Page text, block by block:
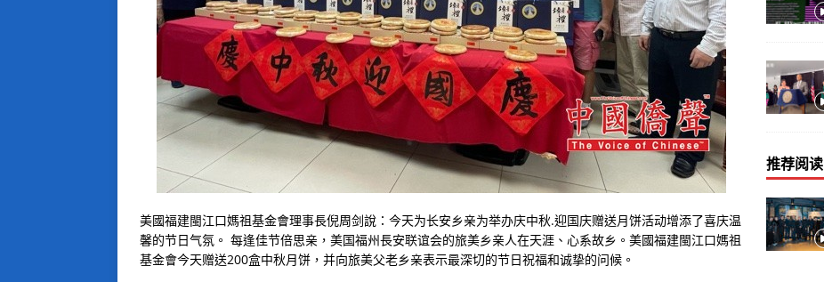
美國福建閩江口媽祖基金會理事長倪周剑說：今天为长安乡亲为举办庆中秋.迎国庆赠送月饼活动增添了喜庆温
馨的节日气氛。 每逢佳节倍思亲，美国福州長安联谊会的旅美乡亲人在天涯、心系故乡。美國福建閩江口媽祖
基金會今天赠送200盒中秋月饼，并向旅美父老乡亲表示最深切的节日祝福和诚挚的问候。
推荐阅读